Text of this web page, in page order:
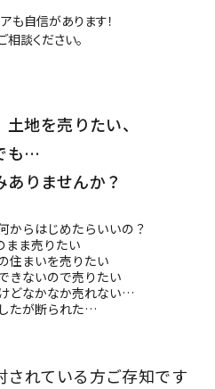
も自信があります！
相談ください。
地を売りたい、
も…
ありませんか？
からはじめたらいいの？
まま売りたい
住まいを売りたい
きないので売りたい
どなかなか売れない…
たが断られた…
れている方ご存知です